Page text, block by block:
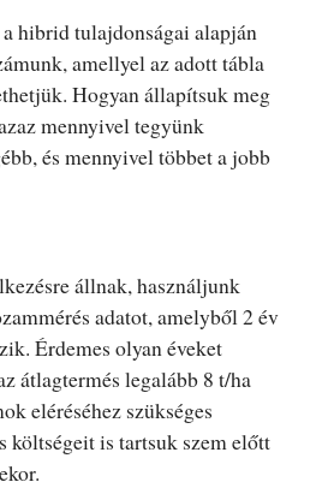
hibrid tulajdonságai alapján
amellyel az adott tábla
Hogyan állapítsuk meg
mennyivel tegyünk
és mennyivel többet a jobb
állnak, használjunk
adatot, amelyből 2 év
Érdemes olyan éveket
átlagtermés legalább 8 t/ha
eléréséhez szükséges
költségeit is tartsuk szem előtt